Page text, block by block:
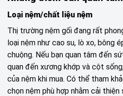
Loại nệm/chất liệu nệm
Thị trường nệm gối đang rất
loại nệm như cao su, lò xo, bông
chuộng. Nếu bạn quan tâm đến
quan đến xương khớp và cột
của nệm khi mua. Có thể tham
chọn nệm phù hợp nhằm cải